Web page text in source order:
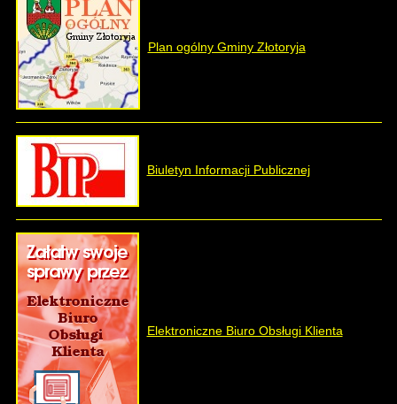
Plan ogólny Gminy Złotoryja
Biuletyn Informacji Publicznej
Elektroniczne Biuro Obsługi Klienta